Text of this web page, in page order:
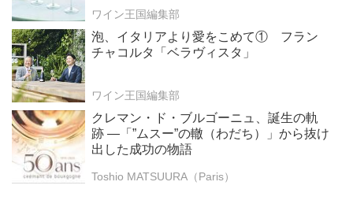
ワイン王国編集部
泡、イタリアより愛をこめて① フラン
チャコルタ「ベラヴィスタ」
ワイン王国編集部
クレマン・ド・ブルゴーニュ、誕生の軌
跡 ―「”ムスー”の轍（わだち）」から抜け
出した成功の物語
Toshio MATSUURA（Paris）